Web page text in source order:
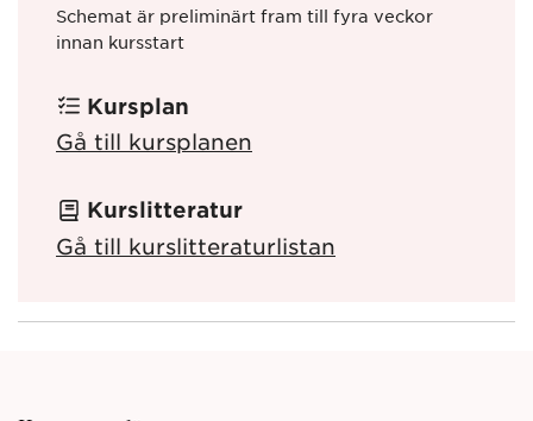
Schemat är preliminärt fram till fyra veckor
innan kursstart
Kursplan
Gå till kursplanen
Kurslitteratur
Gå till kurslitteraturlistan